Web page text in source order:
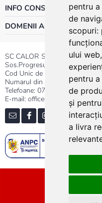
pentru
de
scopuri:
ului web,
pentru
de
și
a livra
INFO CONSUMATOR
DOMENII ACTIVITATE
SC CALOR SRL
Sos.Progresului nr.30-40,
Cod Unic de Inregistrare: RO
Numarul din Registrul
Telefoane: 0737.23.44.44|
E-mail: office@calor.ro